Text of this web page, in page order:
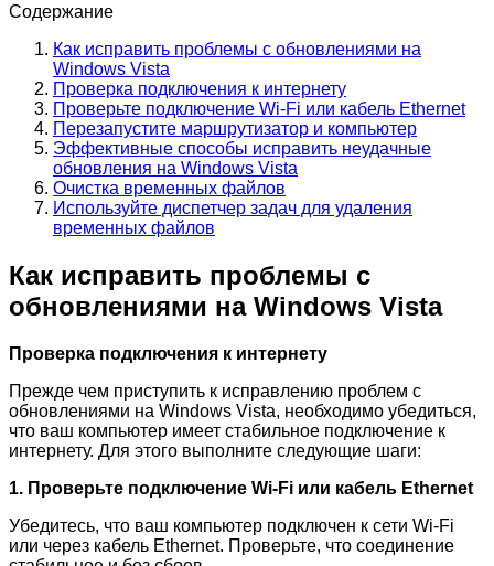
Содержание
Как исправить проблемы с обновлениями на
Windows Vista
Проверка подключения к интернету
Проверьте подключение Wi-Fi или кабель Ethernet
Перезапустите маршрутизатор и компьютер
Эффективные способы исправить неудачные
обновления на Windows Vista
Очистка временных файлов
Используйте диспетчер задач для удаления
временных файлов
Как исправить проблемы с
обновлениями на Windows Vista
Проверка подключения к интернету
Прежде чем приступить к исправлению проблем с
обновлениями на Windows Vista, необходимо убедиться,
что ваш компьютер имеет стабильное подключение к
интернету. Для этого выполните следующие шаги:
1. Проверьте подключение Wi-Fi или кабель Ethernet
Убедитесь, что ваш компьютер подключен к сети Wi-Fi
или через кабель Ethernet. Проверьте, что соединение